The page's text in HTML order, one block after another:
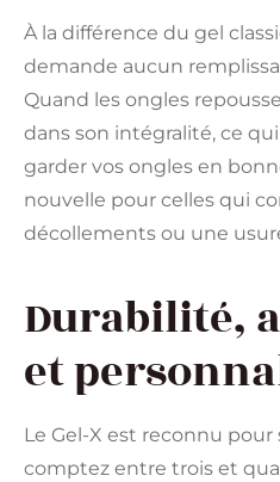
À la différence du gel
demande aucun
Quand les ongles
dans son intégralité, ce
garder vos ongles en
nouvelle pour celles qui
décollements ou une
Durabilité,
et
Le Gel-X est reconnu pour
comptez entre trois et